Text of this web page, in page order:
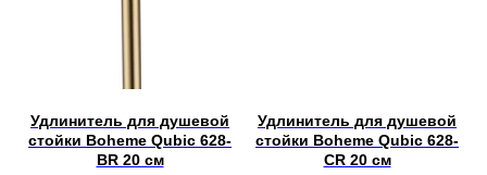
Удлинитель для душевой
стойки Boheme Qubic 628-
BR 20 см
Удлинитель для душевой
стойки Boheme Qubic 628-
CR 20 см